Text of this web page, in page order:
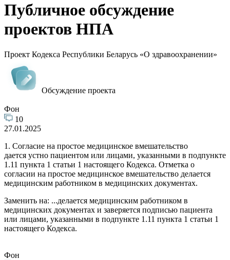
Публичное обсуждение
проектов НПА
Проект Кодекса Республики Беларусь «О здравоохранении»
Обсуждение проекта
Фон
10
27.01.2025
1. Согласие на простое медицинское вмешательство
дается устно пациентом или лицами, указанными в подпункте
1.11 пункта 1 статьи 1 настоящего Кодекса. Отметка о
согласии на простое медицинское вмешательство делается
медицинским работником в медицинских документах.
Заменить на: ...делается медицинским работником в
медицинских документах и заверяется подписью пациента
или лицами, указанными в подпункте 1.11 пункта 1 статьи 1
настоящего Кодекса.
Фон